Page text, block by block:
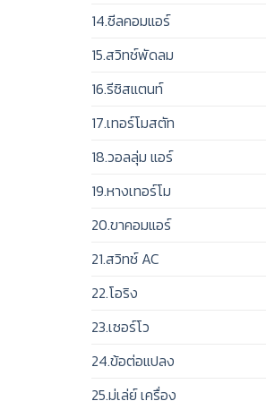
14.ซีลคอมแอร์
15.สวิทช์พัดลม
16.รีซิสแตนท์
17.เทอร์โมสตัท
18.วอลลุ่ม แอร์
19.หางเทอร์โม
20.ขาคอมแอร์
21.สวิทช์ AC
22.โอริง
23.เซอร์โว
24.ข้อต่อแปลง
25.มู่เล่ย์ เครื่อง